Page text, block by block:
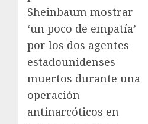
Sheinbaum mostrar
‘un poco de empatía’
por los dos agentes
estadounidenses
muertos durante una
operación
antinarcóticos en